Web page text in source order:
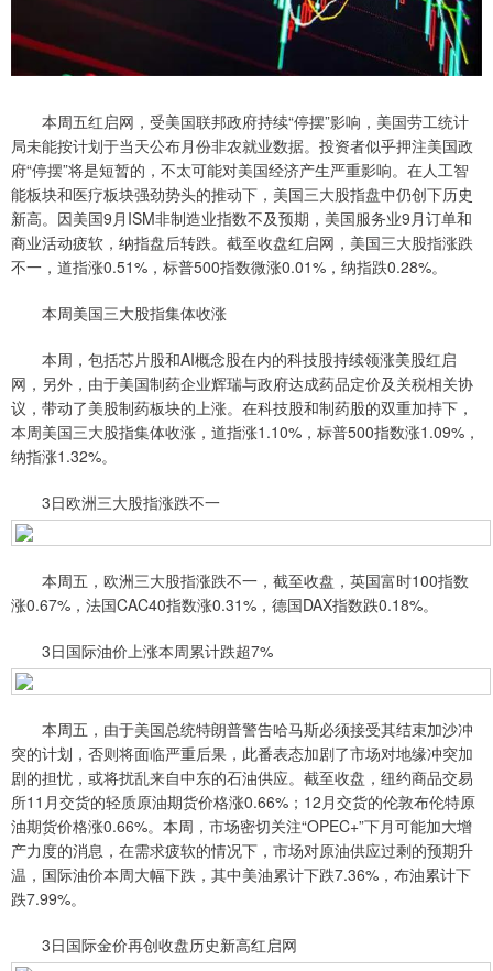
本周五红启网，受美国联邦政府持续“停摆”影响，美国劳工统计
局未能按计划于当天公布月份非农就业数据。投资者似乎押注美国政
府“停摆”将是短暂的，不太可能对美国经济产生严重影响。在人工智
能板块和医疗板块强劲势头的推动下，美国三大股指盘中仍创下历史
新高。因美国9月ISM非制造业指数不及预期，美国服务业9月订单和
商业活动疲软，纳指盘后转跌。截至收盘红启网，美国三大股指涨跌
不一，道指涨0.51%，标普500指数微涨0.01%，纳指跌0.28%。
本周美国三大股指集体收涨
本周，包括芯片股和AI概念股在内的科技股持续领涨美股红启
网，另外，由于美国制药企业辉瑞与政府达成药品定价及关税相关协
议，带动了美股制药板块的上涨。在科技股和制药股的双重加持下，
本周美国三大股指集体收涨，道指涨1.10%，标普500指数涨1.09%，
纳指涨1.32%。
3日欧洲三大股指涨跌不一
本周五，欧洲三大股指涨跌不一，截至收盘，英国富时100指数
涨0.67%，法国CAC40指数涨0.31%，德国DAX指数跌0.18%。
3日国际油价上涨本周累计跌超7%
本周五，由于美国总统特朗普警告哈马斯必须接受其结束加沙冲
突的计划，否则将面临严重后果，此番表态加剧了市场对地缘冲突加
剧的担忧，或将扰乱来自中东的石油供应。截至收盘，纽约商品交易
所11月交货的轻质原油期货价格涨0.66%；12月交货的伦敦布伦特原
油期货价格涨0.66%。本周，市场密切关注“OPEC+”下月可能加大增
产力度的消息，在需求疲软的情况下，市场对原油供应过剩的预期升
温，国际油价本周大幅下跌，其中美油累计下跌7.36%，布油累计下
跌7.99%。
3日国际金价再创收盘历史新高红启网